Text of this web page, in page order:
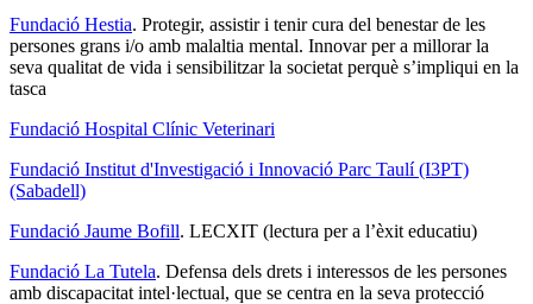
Fundació Hestia. Protegir, assistir i tenir cura del benestar de les
persones grans i/o amb malaltia mental. Innovar per a millorar la
seva qualitat de vida i sensibilitzar la societat perquè s’impliqui en la
tasca
Fundació Hospital Clínic Veterinari
Fundació Institut d'Investigació i Innovació Parc Taulí (I3PT)
(Sabadell)
Fundació Jaume Bofill. LECXIT (lectura per a l’èxit educatiu)
Fundació La Tutela. Defensa dels drets i interessos de les persones
amb discapacitat intel·lectual, que se centra en la seva protecció